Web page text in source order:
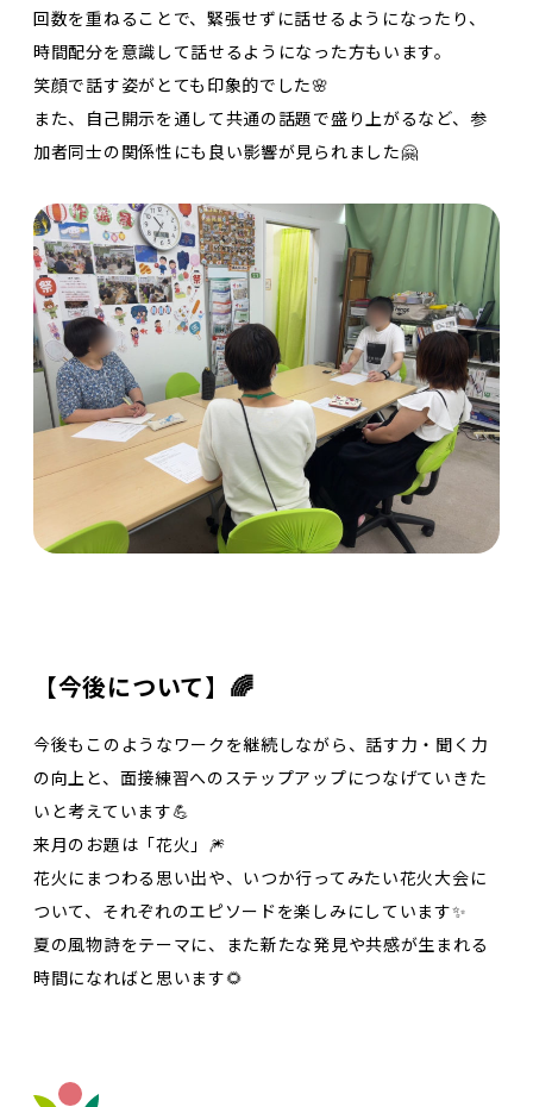
回数を重ねることで、緊張せずに話せるようになったり、
時間配分を意識して話せるようになった方もいます。
笑顔で話す姿がとても印象的でした🌸
また、自己開示を通して共通の話題で盛り上がるなど、参
加者同士の関係性にも良い影響が見られました🤗
【今後について】🌈
今後もこのようなワークを継続しながら、話す力・聞く力
の向上と、面接練習へのステップアップにつなげていきた
いと考えています💪
来月のお題は「花火」🎆
花火にまつわる思い出や、いつか行ってみたい花火大会に
ついて、それぞれのエピソードを楽しみにしています✨
夏の風物詩をテーマに、また新たな発見や共感が生まれる
時間になればと思います🌻